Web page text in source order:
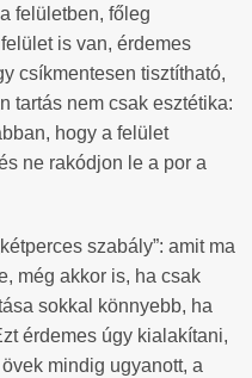
felületben, főleg
is van, érdemes
csíkmentesen tisztítható,
tartás nem csak esztétika:
hogy a felület
ne rakódjon le a por a
szabály”: amit ma
még akkor is, ha csak
sokkal könnyebb, ha
érdemes úgy kialakítani,
mindig ugyanott, a